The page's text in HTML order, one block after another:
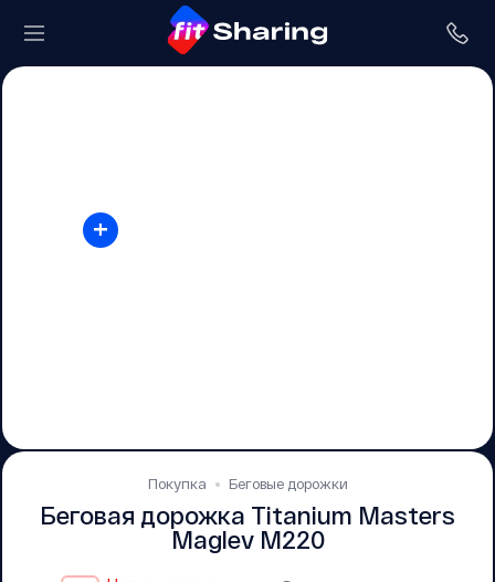
+
Покупка Беговые дорожки
Беговая дорожка Titanium Masters
Maglev M220